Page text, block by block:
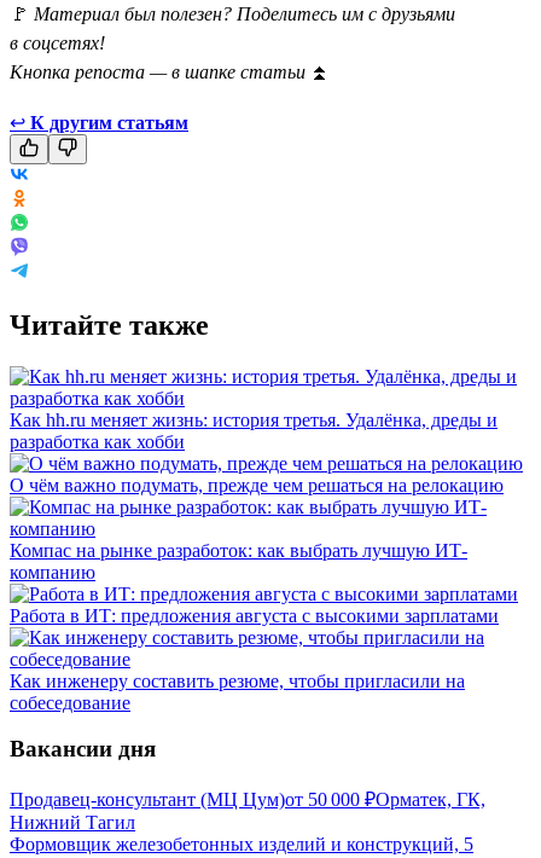
🚩 Материал был полезен? Поделитесь им с друзьями
в соцсетях!
Кнопка репоста — в шапке статьи ⏫
↩ К другим статьям
Читайте также
Как hh.ru меняет жизнь: история третья. Удалёнка, дреды и
разработка как хобби
О чём важно подумать, прежде чем решаться на релокацию
Компас на рынке разработок: как выбрать лучшую ИТ-
компанию
Работа в ИТ: предложения августа с высокими зарплатами
Как инженеру составить резюме, чтобы пригласили на
собеседование
Вакансии дня
Продавец-консультант (МЦ Цум)от 50 000 ₽Орматек, ГК,
Нижний Тагил
Формовщик железобетонных изделий и конструкций, 5